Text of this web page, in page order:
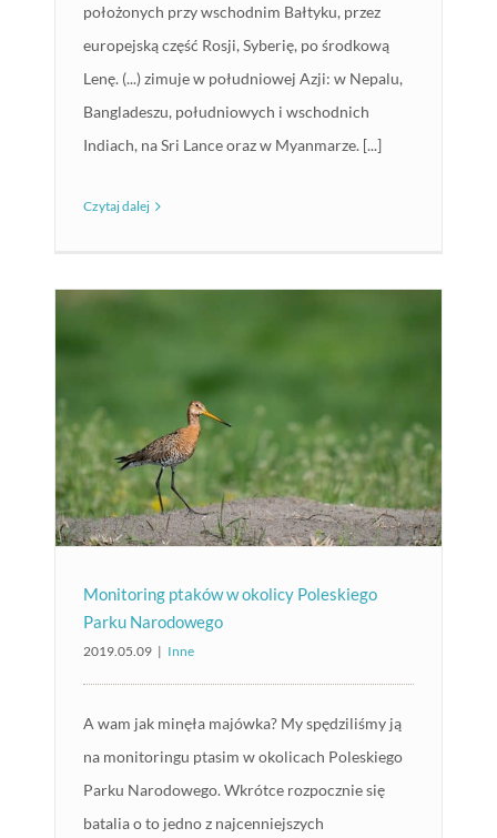
położonych przy wschodnim Bałtyku, przez
europejską część Rosji, Syberię, po środkową
Lenę. (...) zimuje w południowej Azji: w Nepalu,
Bangladeszu, południowych i wschodnich
Indiach, na Sri Lance oraz w Myanmarze. [...]
Czytaj dalej
Monitoring ptaków w okolicy Poleskiego
Parku Narodowego
2019.05.09 | Inne
A wam jak minęła majówka? My spędziliśmy ją
na monitoringu ptasim w okolicach Poleskiego
Parku Narodowego. Wkrótce rozpocznie się
batalia o to jedno z najcenniejszych